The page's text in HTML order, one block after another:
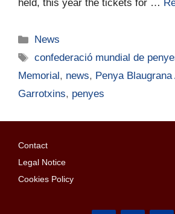
held, this year the tickets for …
News
confederació mundial de
Memorial , news, Penya
Garrotxins, penyes
Contact
Legal Notice
Cookies Policy